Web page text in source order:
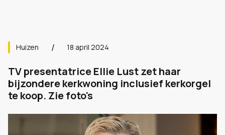
Huizen 18 april 2024
TV presentatrice Ellie Lust zet haar
bijzondere kerkwoning inclusief kerkorgel
te koop. Zie foto's